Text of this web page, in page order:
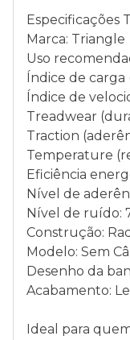
Especificações
Marca: Triangle
Uso
Índice de carga
Índice de
Treadwear
Traction
Temperature
Eficiência
Nível de
Nível de ruído:
Construção:
Modelo: Sem
Desenho da
Acabamento:
Ideal para